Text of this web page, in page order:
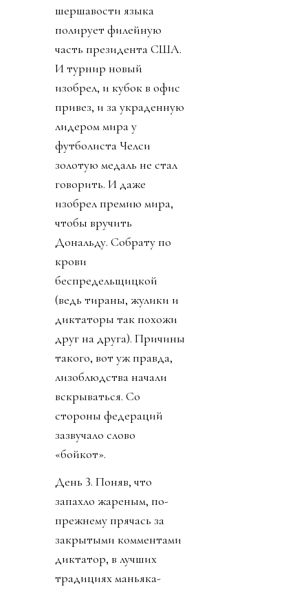
шершавости языка
полирует филейную
часть президента США.
И турнир новый
изобрел, и кубок в офис
привез, и за украденную
лидером мира у
футболиста Челси
золотую медаль не стал
говорить. И даже
изобрел премию мира,
чтобы вручить
Дональду. Собрату по
крови
беспредельщицкой
(ведь тираны, жулики и
диктаторы так похожи
друг на друга). Причины
такого, вот уж правда,
лизоблюдства начали
вскрываться. Со
стороны федераций
зазвучало слово
«бойкот».
День 3. Поняв, что
запахло жареным, по-
прежнему прячась за
закрытыми комментами
диктатор, в лучших
традициях маньяка-